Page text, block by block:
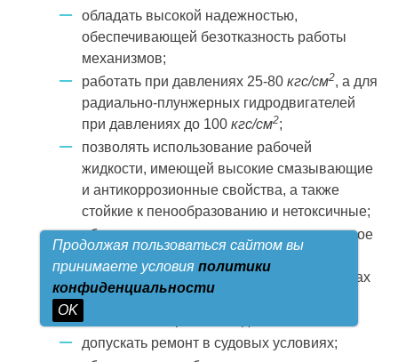
обладать высокой надежностью,
обеспечивающей безотказность работы
механизмов;
работать при давлениях 25-80кгс/см2, а для
радиально-плунжерных гидродвигателей
при давлениях до 100кгс/см2;
позволять использование рабочей
жидкости, имеющей высокие смазывающие
и антикоррозионные свойства, а также
стойкие к пенообразованию и нетоксичные;
обеспечивать при эксплуатации длительное
рабочей жидкости, работающей в пределах
температур 25-80 °С, без смены ее с
изменением времени года;
допускать ремонт в судовых условиях;
Продолжая пользоваться сайтом вы
принимаете условия политики
конфиденциальности
OK